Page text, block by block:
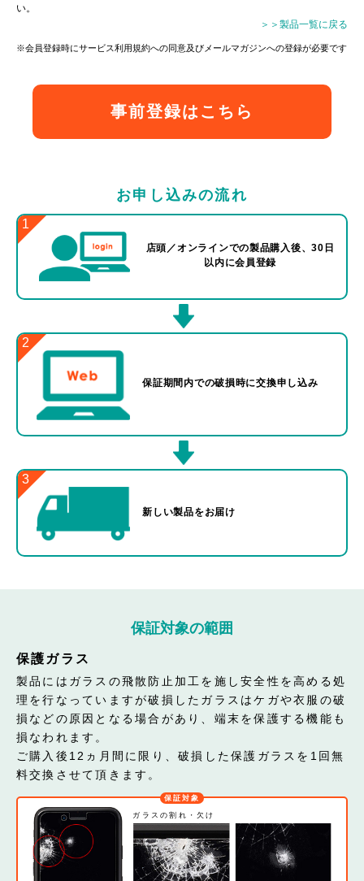
い。
＞＞製品一覧に戻る
※会員登録時にサービス利用規約への同意及びメールマガジンへの登録が必要です
事前登録はこちら
お申し込みの流れ
1
店頭／オンラインでの製品購入後、30日
以内に会員登録
2
保証期間内での破損時に交換申し込み
3
新しい製品をお届け
保証対象の範囲
保護ガラス
製品にはガラスの飛散防止加工を施し安全性を高める処
理を行なっていますが破損したガラスはケガや衣服の破
損などの原因となる場合があり、端末を保護する機能も
損なわれます。
ご購入後12ヵ月間に限り、破損した保護ガラスを1回無
料交換させて頂きます。
保証対象
ガラスの割れ・欠け